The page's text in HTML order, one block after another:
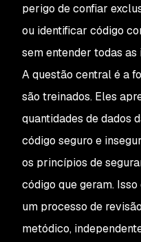
perigo de confiar
ou identificar código
sem entender todas
A questão central é a
são treinados. Eles
quantidades de dados
código seguro e
os princípios de
código que geram.
um processo de
metódico,